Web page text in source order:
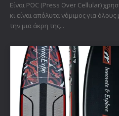
Είναι POC (Press Over Cellular)
κι είναι απόλυτα νόμιμος για
την μια άκρη της...